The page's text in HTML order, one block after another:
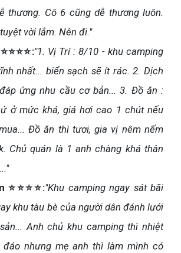
thương. Cô 6 cũng dễ thương luôn.
vời lắm. Nên đi."
"1. Vị Trí : 8/10 - khu camping
nhất... biển sạch sẽ ít rác. 2. Dịch
ứng nhu cầu cơ bản... 3. Đồ ăn :
ở mức khá, giá hơi cao 1 chút nếu
Đồ ăn thì tươi, gia vị nêm nếm
Chủ quán là 1 anh chàng khá thân
⭐⭐⭐⭐:"Khu camping ngay sát bãi
khu tàu bè của người dân đánh lưới
Anh chủ khu camping thì nhiệt
nhưng mẹ anh thì làm mình có